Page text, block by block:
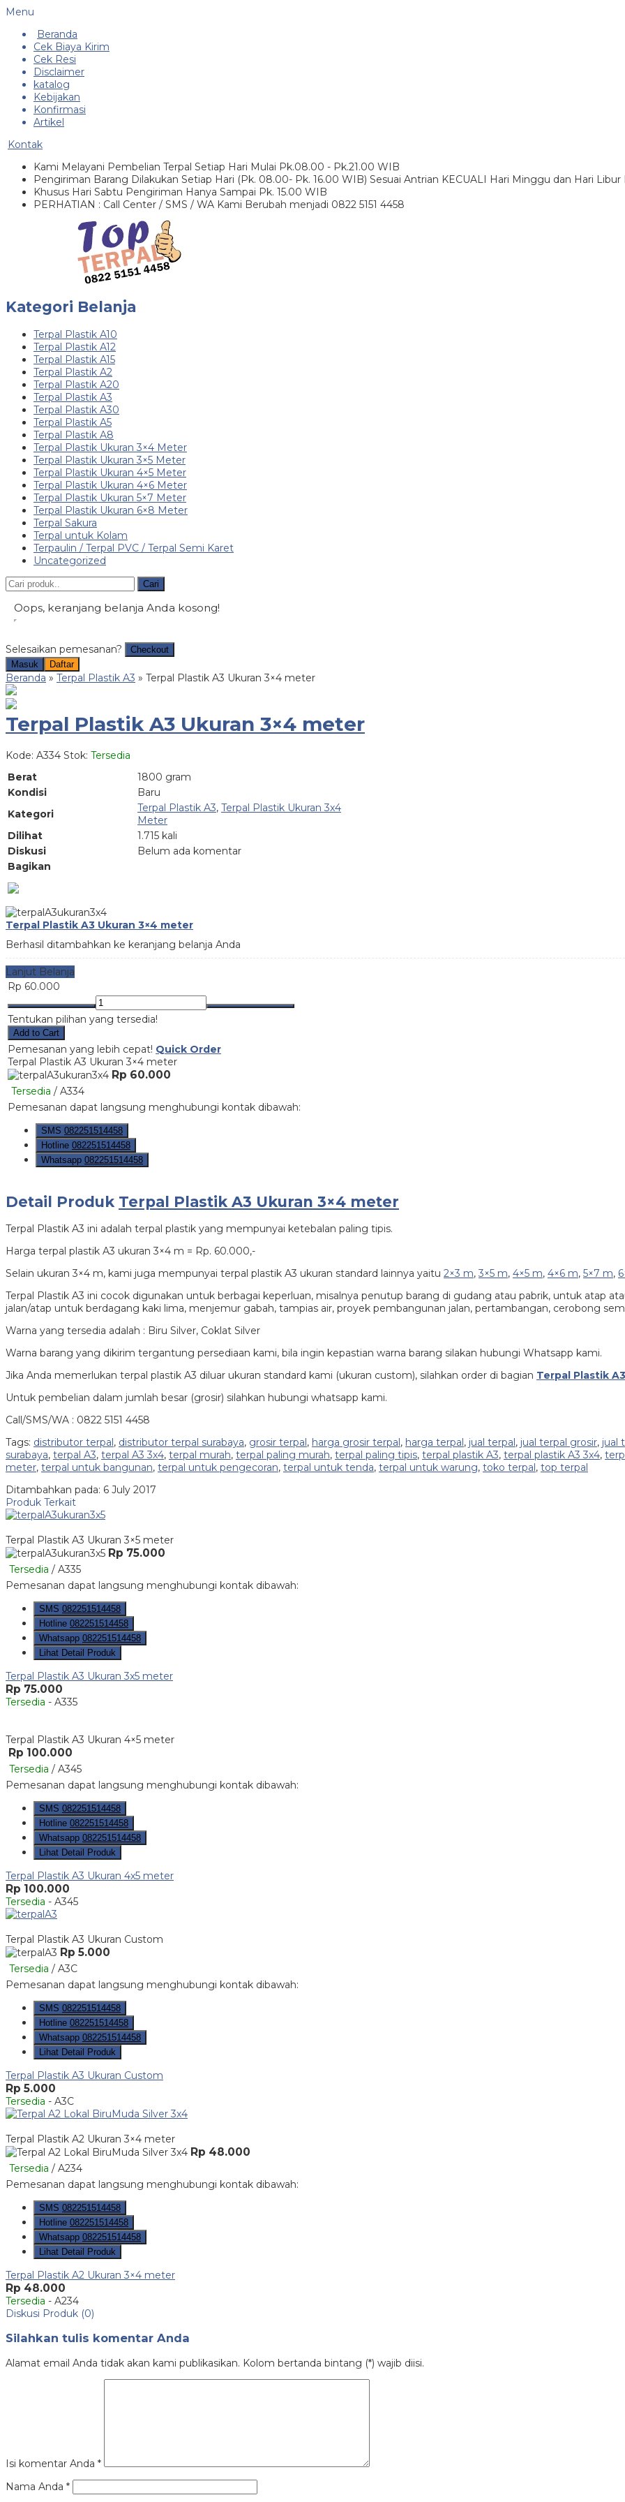
Menu
Beranda
Cek Biaya Kirim
Cek Resi
Disclaimer
katalog
Kebijakan
Konfirmasi
Artikel
Kontak
Kami Melayani Pembelian Terpal Setiap Hari Mulai Pk.08.00 - Pk.21.00 WIB
Pengiriman Barang Dilakukan Setiap Hari (Pk. 08.00- Pk. 16.00 WIB) Sesuai Antrian KECUALI Hari Minggu dan Hari Libur
Khusus Hari Sabtu Pengiriman Hanya Sampai Pk. 15.00 WIB
PERHATIAN : Call Center / SMS / WA Kami Berubah menjadi 0822 5151 4458
Kategori Belanja
Terpal Plastik A10
Terpal Plastik A12
Terpal Plastik A15
Terpal Plastik A2
Terpal Plastik A20
Terpal Plastik A3
Terpal Plastik A30
Terpal Plastik A5
Terpal Plastik A8
Terpal Plastik Ukuran 3×4 Meter
Terpal Plastik Ukuran 3×5 Meter
Terpal Plastik Ukuran 4×5 Meter
Terpal Plastik Ukuran 4×6 Meter
Terpal Plastik Ukuran 5×7 Meter
Terpal Plastik Ukuran 6×8 Meter
Terpal Sakura
Terpal untuk Kolam
Terpaulin / Terpal PVC / Terpal Semi Karet
Uncategorized
Cari
Oops, keranjang belanja Anda kosong!
Selesaikan pemesanan?
Checkout
Masuk
Daftar
Beranda » Terpal Plastik A3 » Terpal Plastik A3 Ukuran 3×4 meter
Terpal Plastik A3 Ukuran 3×4 meter
Kode: A334 Stok: Tersedia
Berat
1800 gram
Kondisi
Baru
Kategori
Terpal Plastik A3, Terpal Plastik Ukuran 3x4
Meter
Dilihat
1.715 kali
Diskusi
Belum ada komentar
Bagikan
Terpal Plastik A3 Ukuran 3×4 meter
Berhasil ditambahkan ke keranjang belanja Anda
Lanjut Belanja
Rp 60.000
Tentukan pilihan yang tersedia!
Add to Cart
Pemesanan yang lebih cepat! Quick Order
Terpal Plastik A3 Ukuran 3×4 meter
Rp 60.000
Tersedia / A334
Pemesanan dapat langsung menghubungi kontak dibawah:
SMS 082251514458
Hotline 082251514458
Whatsapp 082251514458
Detail Produk Terpal Plastik A3 Ukuran 3×4 meter
Terpal Plastik A3 ini adalah terpal plastik yang mempunyai ketebalan paling tipis.
Harga terpal plastik A3 ukuran 3×4 m = Rp. 60.000,-
Selain ukuran 3×4 m, kami juga mempunyai terpal plastik A3 ukuran standard lainnya yaitu 2×3 m, 3×5 m, 4×5 m, 4×6 m, 5×7 m,
Terpal Plastik A3 ini cocok digunakan untuk berbagai keperluan, misalnya penutup barang di gudang atau pabrik, untuk atap
jalan/atap untuk berdagang kaki lima, menjemur gabah, tampias air, proyek pembangunan jalan, pertambangan, cerobong
Warna yang tersedia adalah : Biru Silver, Coklat Silver
Warna barang yang dikirim tergantung persediaan kami, bila ingin kepastian warna barang silakan hubungi Whatsapp kami.
Jika Anda memerlukan terpal plastik A3 diluar ukuran standard kami (ukuran custom), silahkan order di bagian Terpal Plastik
Untuk pembelian dalam jumlah besar (grosir) silahkan hubungi whatsapp kami.
Call/SMS/WA : 0822 5151 4458
Tags: distributor terpal, distributor terpal surabaya, grosir terpal, harga grosir terpal, harga terpal, jual terpal, jual terpal grosir, jual
surabaya, terpal A3, terpal A3 3x4, terpal murah, terpal paling murah, terpal paling tipis, terpal plastik A3, terpal plastik A3 3x4,
meter, terpal untuk bangunan, terpal untuk pengecoran, terpal untuk tenda, terpal untuk warung, toko terpal, top terpal
Ditambahkan pada: 6 July 2017
Produk Terkait
Terpal Plastik A3 Ukuran 3×5 meter
Rp 75.000
Tersedia / A335
Pemesanan dapat langsung menghubungi kontak dibawah:
SMS 082251514458
Hotline 082251514458
Whatsapp 082251514458
Lihat Detail Produk
Terpal Plastik A3 Ukuran 3x5 meter
Rp 75.000
Tersedia - A335
Terpal Plastik A3 Ukuran 4×5 meter
Rp 100.000
Tersedia / A345
Pemesanan dapat langsung menghubungi kontak dibawah:
SMS 082251514458
Hotline 082251514458
Whatsapp 082251514458
Lihat Detail Produk
Terpal Plastik A3 Ukuran 4x5 meter
Rp 100.000
Tersedia - A345
Terpal Plastik A3 Ukuran Custom
Rp 5.000
Tersedia / A3C
Pemesanan dapat langsung menghubungi kontak dibawah:
SMS 082251514458
Hotline 082251514458
Whatsapp 082251514458
Lihat Detail Produk
Terpal Plastik A3 Ukuran Custom
Rp 5.000
Tersedia - A3C
Terpal Plastik A2 Ukuran 3×4 meter
Rp 48.000
Tersedia / A234
Pemesanan dapat langsung menghubungi kontak dibawah:
SMS 082251514458
Hotline 082251514458
Whatsapp 082251514458
Lihat Detail Produk
Terpal Plastik A2 Ukuran 3×4 meter
Rp 48.000
Tersedia - A234
Diskusi Produk (0)
Silahkan tulis komentar Anda
Alamat email Anda tidak akan kami publikasikan. Kolom bertanda bintang (*) wajib diisi.
Isi komentar Anda *
Nama Anda *